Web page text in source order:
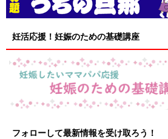
妊活応援！妊娠のための基礎講座
フォローして最新情報を受け取ろう！